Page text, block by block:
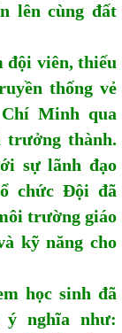
lên cùng đất
viên, thiếu
thống vẻ
Minh qua
trưởng thành.
sự lãnh đạo
chức Đội đã
trường giáo
kỹ năng cho
học sinh đã
ý nghĩa như: